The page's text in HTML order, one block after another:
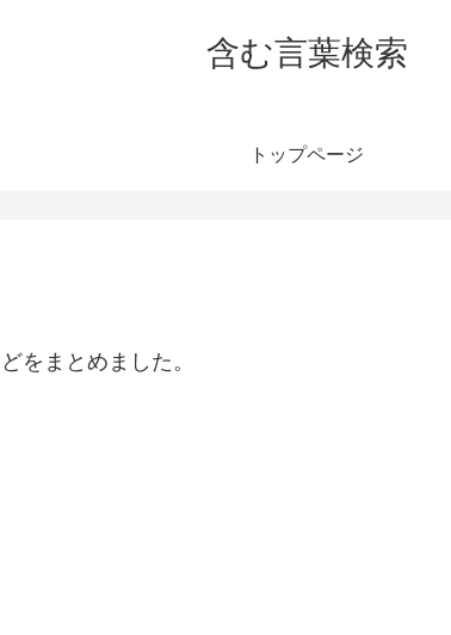
含む言葉検索
トップページ
をまとめました。